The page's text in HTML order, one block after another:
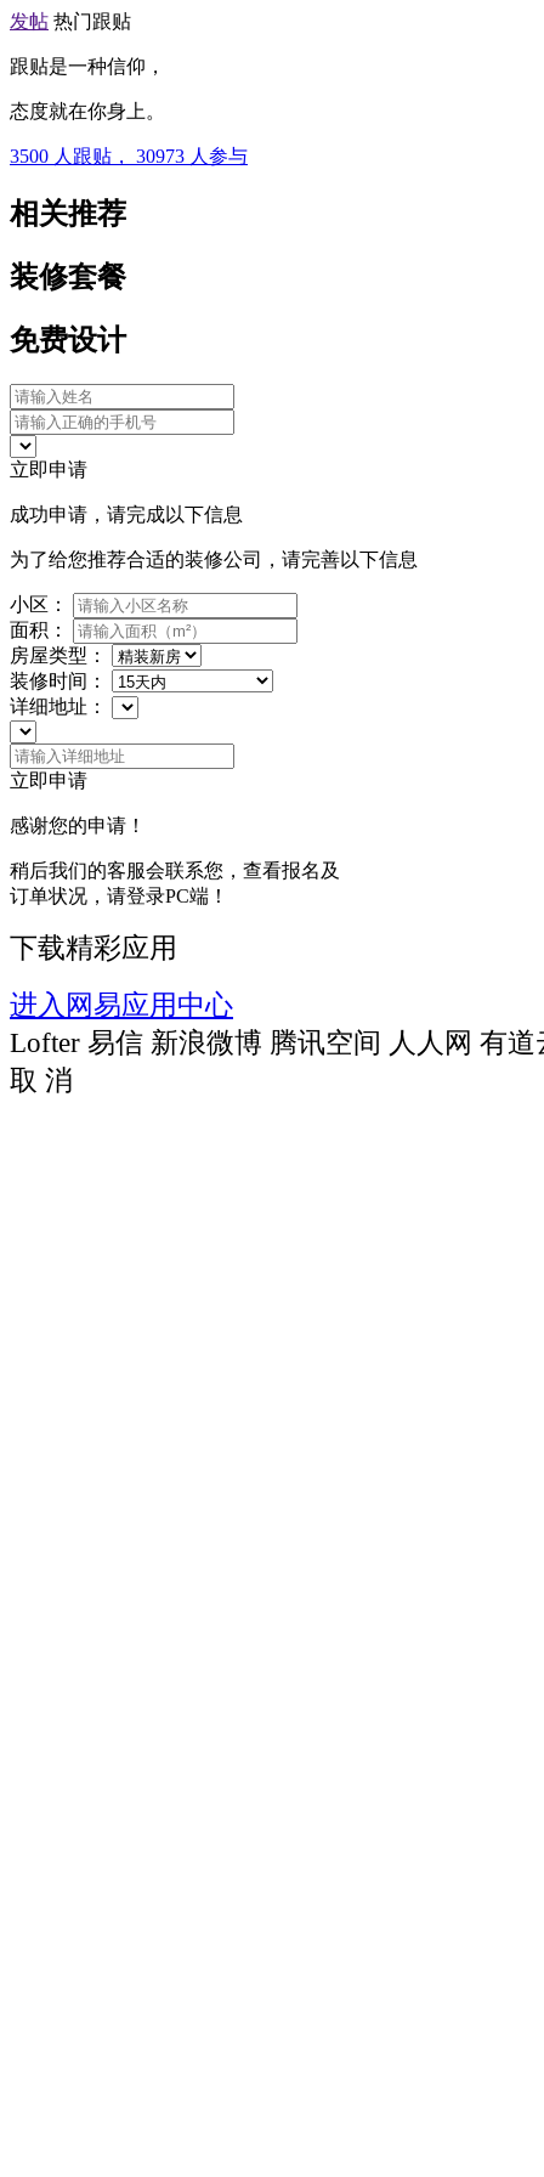
发帖 热门跟贴
跟贴是一种信仰，
态度就在你身上。
3500 人跟贴， 30973 人参与
相关推荐
装修套餐
免费设计
立即申请
成功申请，请完成以下信息
为了给您推荐合适的装修公司，请完善以下信息
小区：
面积：
房屋类型：
装修时间：
详细地址：
立即申请
感谢您的申请！
稍后我们的客服会联系您，查看报名及
订单状况，请登录PC端！
下载精彩应用
进入网易应用中心
Lofter 易信 新浪微博 腾讯空间 人人网 有道
取 消